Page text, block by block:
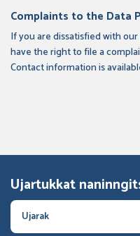
Complaints to the Data
If you are dissatisfied with
have the right to file a
Contact information is
Ujartukkat